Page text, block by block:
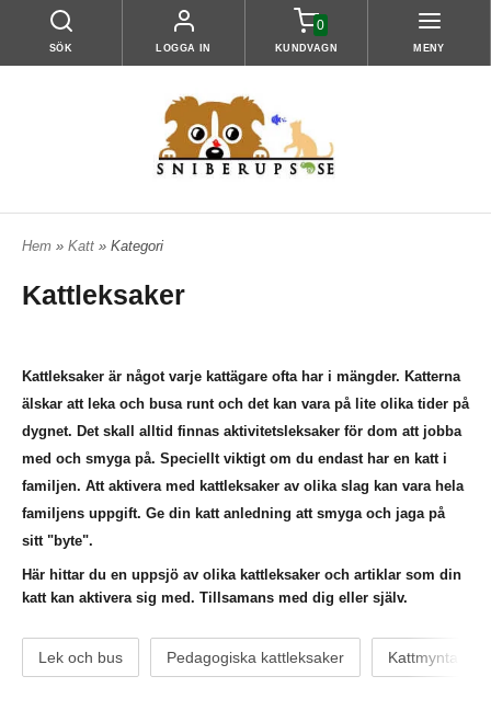
SÖK LOGGA IN
0
KUNDVAGN MENY
Hem » Katt » Kategori
Kattleksaker
Kattleksaker är något varje kattägare ofta har i mängder. Katterna
älskar att leka och busa runt och det kan vara på lite olika tider på
dygnet. Det skall alltid finnas aktivitetsleksaker för dom att jobba
med och smyga på. Speciellt viktigt om du endast har en katt i
familjen. Att aktivera med kattleksaker av olika slag kan vara hela
familjens uppgift. Ge din katt anledning att smyga och jaga på
sitt "byte".
Här hittar du en uppsjö av olika kattleksaker och artiklar som din
katt kan aktivera sig med. Tillsamans med dig eller själv.
Lek och bus Pedagogiska kattleksaker Kattmynta